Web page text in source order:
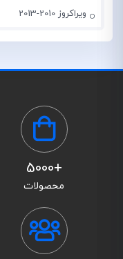
ویراکروز 2010-2013
+5000
محصولات